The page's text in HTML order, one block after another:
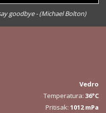
goodbye - (Michael Bolton)
Vedro
Temperatura: 36°C
Pritisak: 1012 mPa